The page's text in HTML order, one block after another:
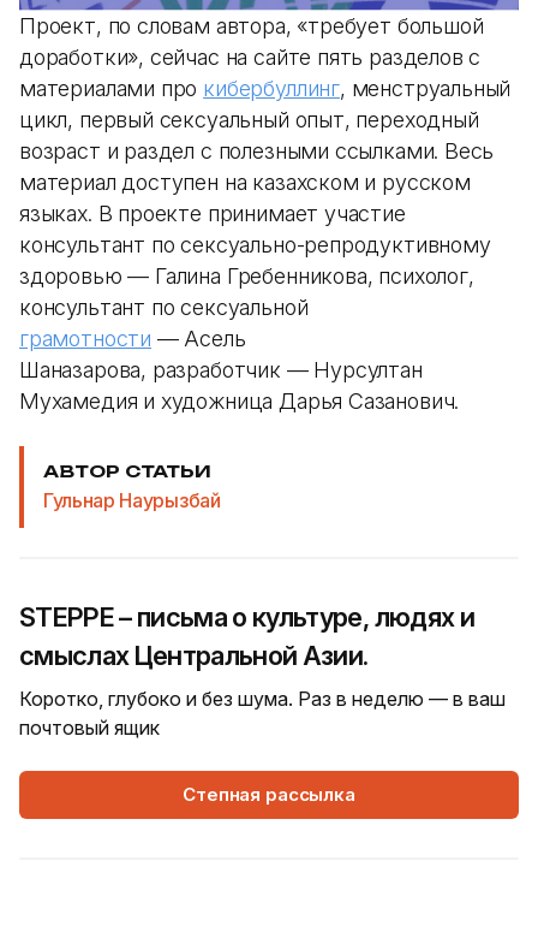
Проект, по словам автора, «требует большой
доработки», сейчас на сайте пять разделов с
материалами про кибербуллинг, менструальный
цикл, первый сексуальный опыт, переходный
возраст и раздел с полезными ссылками. Весь
материал доступен на казахском и русском
языках. В проекте принимает участие
консультант по сексуально-репродуктивному
здоровью — Галина Гребенникова, психолог,
консультант по сексуальной
грамотности — Асель
Шаназарова, разработчик — Нурсултан
Мухамедия и художница Дарья Сазанович.
АВТОР СТАТЬИ
Гульнар Наурызбай
STEPPE – письма о культуре, людях и
смыслах Центральной Азии.
Коротко, глубоко и без шума. Раз в неделю — в ваш
почтовый ящик
Степная рассылка